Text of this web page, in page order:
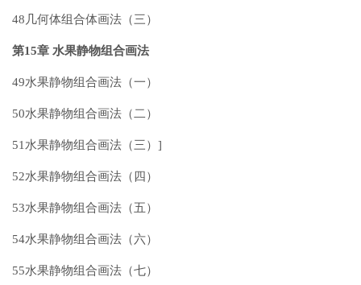
48几何体组合体画法（三）
第15章 水果静物组合画法
49水果静物组合画法（一）
50水果静物组合画法（二）
51水果静物组合画法（三）]
52水果静物组合画法（四）
53水果静物组合画法（五）
54水果静物组合画法（六）
55水果静物组合画法（七）